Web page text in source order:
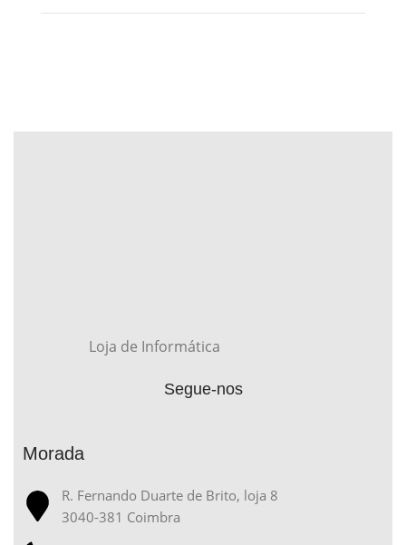
Loja de Informática
Segue-nos
Morada
R. Fernando Duarte de Brito, loja 8
3040-381 Coimbra